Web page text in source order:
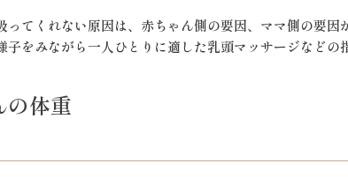
ってくれない原因は、赤ちゃん側の要因、ママ側の要因
子をみながら一人ひとりに適した乳頭マッサージなどの
の体重